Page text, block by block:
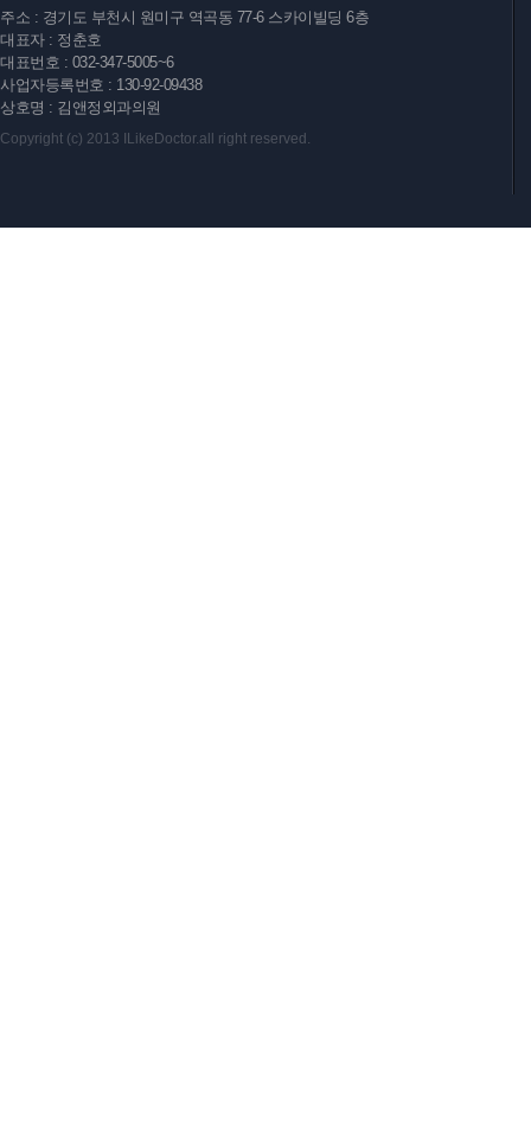
주소 : 경기도 부천시 원미구 역곡동 77-6 스카이빌딩 6층
대표자 : 정춘호
대표번호 : 032-347-5005~6
사업자등록번호 : 130-92-09438
상호명 : 김앤정외과의원
Copyright (c) 2013 ILikeDoctor.all right reserved.